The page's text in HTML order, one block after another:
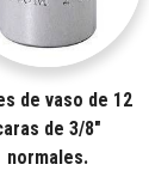
de vaso de 12
de 3/8"
normales.